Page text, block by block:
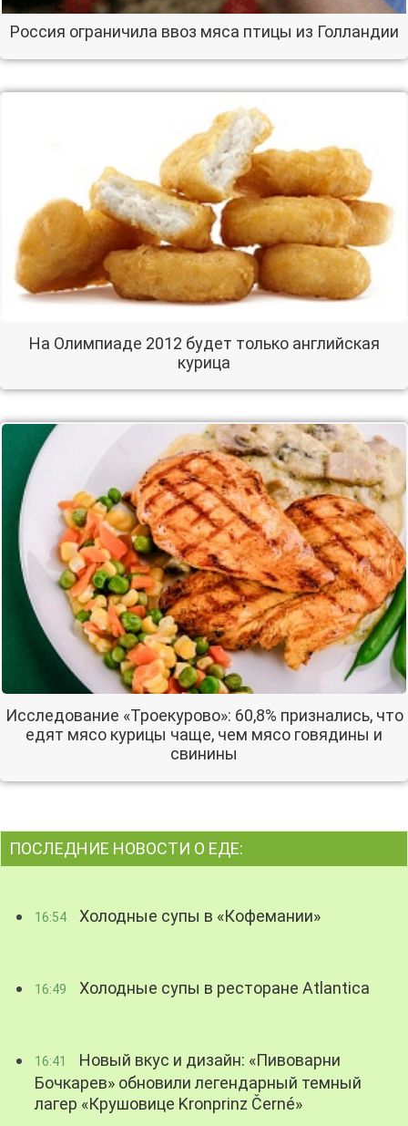
Россия ограничила ввоз мяса птицы из Голландии
На Олимпиаде 2012 будет только английская
курица
Исследование «Троекурово»: 60,8% признались, что
едят мясо курицы чаще, чем мясо говядины и
свинины
ПОСЛЕДНИЕ НОВОСТИ О ЕДЕ:
16:54 Холодные супы в «Кофемании»
16:49 Холодные супы в ресторане Atlantica
16:41
Новый вкус и дизайн: «Пивоварни
Бочкарев» обновили легендарный темный
лагер «Крушовице Kronprinz Černé»